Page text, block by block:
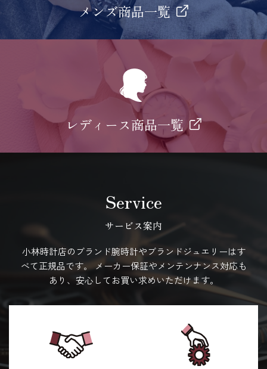
メンズ商品一覧
レディース商品一覧
Service
サービス案内
小林時計店のブランド腕時計やブランドジュエリーはす
べて正規品です。
メーカー保証やメンテンナンス対応も
あり、安心してお買い求めいただけます。